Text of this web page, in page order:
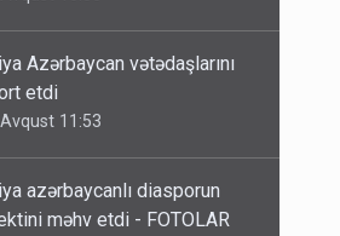
azərbaycanlı diasporun
məhv etdi - FOTOLAR
10:58
HAVALAR DƏYİŞİR -
BİTİR